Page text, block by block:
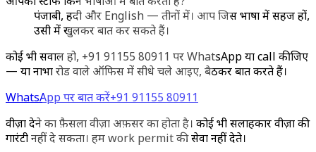
पंजाबी, हिंदी और English — तीनों में। आप जिस भाषा में सहज हों,
उसी में खुलकर बात कर सकते हैं।
कोई भी सवाल हो, +91 91155 80911 पर WhatsApp या call कीजिए
— या नाभा रोड वाले ऑफिस में सीधे चले आइए, बैठकर बात करते हैं।
WhatsApp पर बात करें+91 91155 80911
वीज़ा देने का फ़ैसला वीज़ा अफ़सर का होता है। कोई भी सलाहकार वीज़ा की
गारंटी नहीं दे सकता। हम work permit की सेवा नहीं देते।